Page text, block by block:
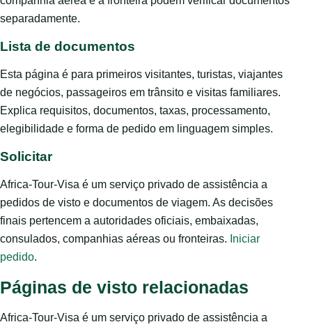
separadamente.
Lista de documentos
Esta página é para primeiros visitantes, turistas, viajantes
de negócios, passageiros em trânsito e visitas familiares.
Explica requisitos, documentos, taxas, processamento,
elegibilidade e forma de pedido em linguagem simples.
Solicitar
Africa-Tour-Visa é um serviço privado de assistência a
pedidos de visto e documentos de viagem. As decisões
finais pertencem a autoridades oficiais, embaixadas,
consulados, companhias aéreas ou fronteiras. Iniciar
pedido.
Páginas de visto relacionadas
Africa-Tour-Visa é um serviço privado de assistência a